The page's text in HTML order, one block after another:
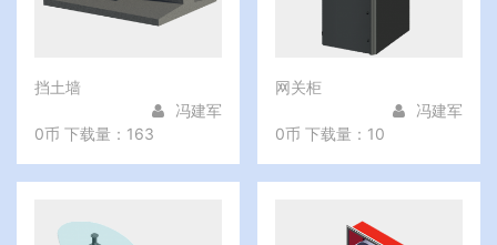
挡土墙
冯建军
0币 下载量：163
网关柜
冯建军
0币 下载量：10